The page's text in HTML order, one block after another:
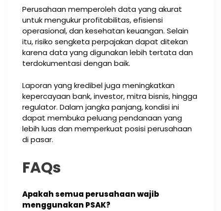
Perusahaan memperoleh data yang akurat
untuk mengukur profitabilitas, efisiensi
operasional, dan kesehatan keuangan. Selain
itu, risiko sengketa perpajakan dapat ditekan
karena data yang digunakan lebih tertata dan
terdokumentasi dengan baik.
Laporan yang kredibel juga meningkatkan
kepercayaan bank, investor, mitra bisnis, hingga
regulator. Dalam jangka panjang, kondisi ini
dapat membuka peluang pendanaan yang
lebih luas dan memperkuat posisi perusahaan
di pasar.
FAQs
Apakah semua perusahaan wajib
menggunakan PSAK?